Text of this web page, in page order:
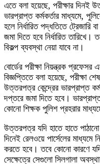
এতে বলা হয়েছে, পরীক্ষার দিনই
ভারপ্রাপ্ত কর্মকর্তার মাধ্যমে,
হলে নির্ধারিত পদ্ধতিতে ট্রেজারি
জমা দিতে হবে নির্ধারিত
বিকল্প ব্যবস্থা নেয়া যাবে না।
বোর্ডের পরীক্ষা নিয়ন্ত্রক
বিজ্ঞপ্তিতে বলা হয়েছে, পরীক্ষা
উত্তরপত্র কেন্দ্রের ভারপ্রাপ্ত
দপ্তরে জমা দিতে হবে।
কোনো শিক্ষক পুলিশ প্রহরার
উত্তরপত্র যদি হাতে হাতে
দিনেই রেলওয়ে পার্সেলের মাধ্যমে
করতে হবে। তবে কোনো কারণে
সেক্ষেত্রে সেগুলো সিলগালা